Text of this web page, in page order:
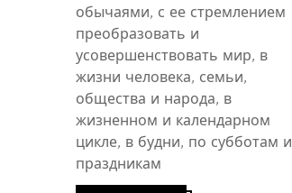
обычаями, с ее стремлением
преобразовать и
усовершенствовать мир, в
жизни человека, семьи,
общества и народа, в
жизненном и календарном
цикле, в будни, по субботам и
праздникам